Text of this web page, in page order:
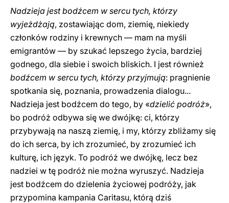
Nadzieja jest bodźcem w sercu tych, którzy
wyjeżdżają, zostawiając dom, ziemię, niekiedy
członków rodziny i krewnych — mam na myśli
emigrantów — by szukać lepszego życia, bardziej
godnego, dla siebie i swoich bliskich. I jest również
bodźcem w sercu tych, którzy przyjmują: pragnienie
spotkania się, poznania, prowadzenia dialogu...
Nadzieja jest bodźcem do tego, by «dzielić podróż»,
bo podróż odbywa się we dwójkę: ci, którzy
przybywają na naszą ziemię, i my, którzy zbliżamy się
do ich serca, by ich zrozumieć, by zrozumieć ich
kulturę, ich język. To podróż we dwójkę, lecz bez
nadziei w tę podróż nie można wyruszyć. Nadzieja
jest bodźcem do dzielenia życiowej podróży, jak
przypomina kampania Caritasu, którą dziś